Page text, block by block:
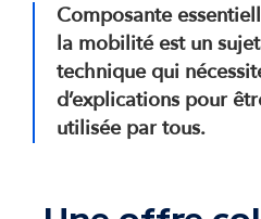
Composante
la mobilité est un
technique qui
d’explications pour
utilisée par tous.